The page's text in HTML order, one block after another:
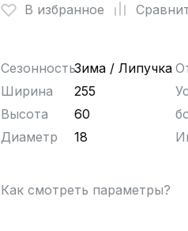
В избранное
СезонностьЗима / Липучка
Ширина
255
Высота
60
Диаметр
18
Как смотреть параметры?